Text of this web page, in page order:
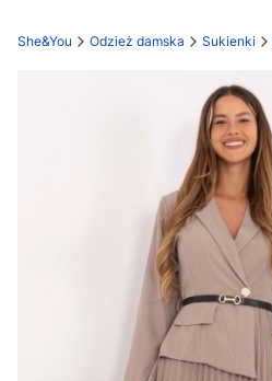
She&You Odzież damska Sukienki